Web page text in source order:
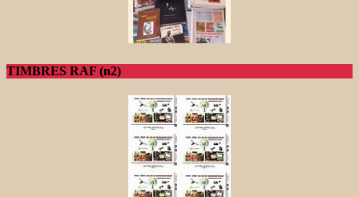
TIMBRES RAF (n2)